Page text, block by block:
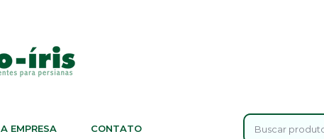
A EMPRESA CONTATO